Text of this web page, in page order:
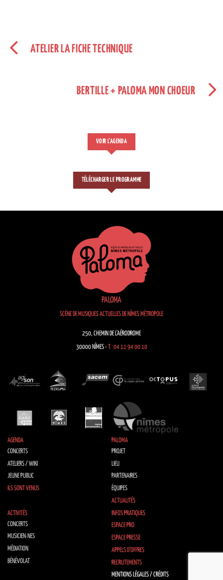
ATELIER LA FICHE TECHNIQUE
BERTILLE + PALOMA MON CHOEUR
VOIR L'AGENDA
TÉLÉCHARGER LE PROGRAMME
PALOMA
SCÈNE DE MUSIQUES ACTUELLES DE NÎMES MÉTROPOLE
250, CHEMIN DE L’AÉRODROME
30000 NÎMES -T. 04 11 94 00 10
AGENDA
CONCERTS
ATELIERS / WIKI
JEUNE PUBLIC
ILS SONT VENUS
PALOMA
PROJET
LIEU
PARTENAIRES
ÉQUIPES
ACTUALITÉS
ACTIVITÉS
CONCERTS
MUSICIEN·NES
MÉDIATION
BÉNÉVOLAT
INFOS PRATIQUES
ESPACE PRO
ESPACE PRESSE
APPELS D’OFFRES
RECRUTEMENTS
MENTIONS LÉGALES / CRÉDITS